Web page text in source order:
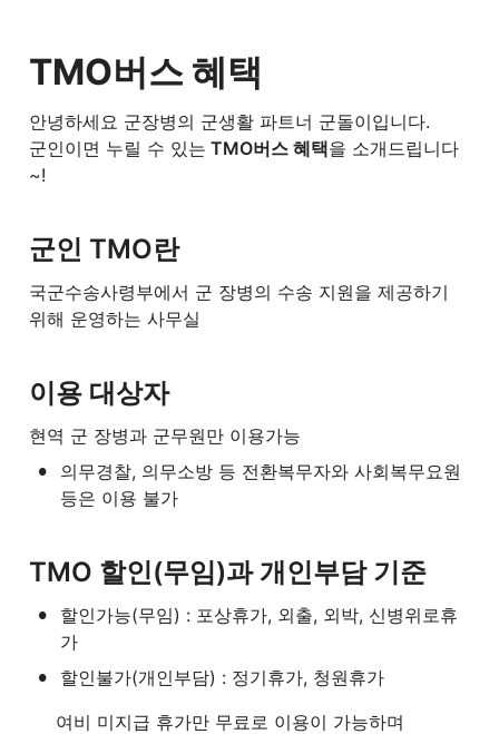
TMO버스 혜택
안녕하세요 군장병의 군생활 파트너 군돌이입니다.
군인이면 누릴 수 있는 TMO버스 혜택을 소개드립니다
~!
군인 TMO란
국군수송사령부에서 군 장병의 수송 지원을 제공하기
위해 운영하는 사무실
이용 대상자
현역 군 장병과 군무원만 이용가능
•
의무경찰, 의무소방 등 전환복무자와 사회복무요원
등은 이용 불가
TMO 할인(무임)과 개인부담 기준
•
할인가능(무임) : 포상휴가, 외출, 외박, 신병위로휴
가
•
할인불가(개인부담) : 정기휴가, 청원휴가
여비 미지급 휴가만 무료로 이용이 가능하며